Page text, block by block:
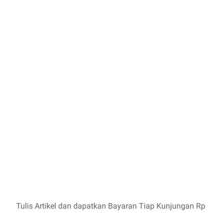
Tulis Artikel dan dapatkan Bayaran Tiap Kunjungan Rp